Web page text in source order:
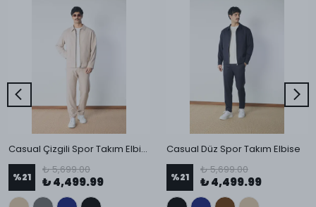
Casual Çizgili Spor Takım Elbise
%21
₺ 5,699.00
₺ 4,499.99
Casual Düz Spor Takım Elbise
%21
₺ 5,699.00
₺ 4,499.99